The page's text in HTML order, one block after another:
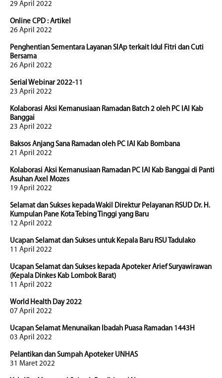
29 April 2022
Online CPD : Artikel
26 April 2022
Penghentian Sementara Layanan SIAp terkait Idul Fitri dan Cuti
Bersama
26 April 2022
Serial Webinar 2022-11
23 April 2022
Kolaborasi Aksi Kemanusiaan Ramadan Batch 2 oleh PC IAI Kab
Banggai
23 April 2022
Baksos Anjang Sana Ramadan oleh PC IAI Kab Bombana
21 April 2022
Kolaborasi Aksi Kemanusiaan Ramadan PC IAI Kab Banggai di Panti
Asuhan Axel Mozes
19 April 2022
Selamat dan Sukses kepada Wakil Direktur Pelayanan RSUD Dr. H.
Kumpulan Pane Kota Tebing Tinggi yang Baru
12 April 2022
Ucapan Selamat dan Sukses untuk Kepala Baru RSU Tadulako
11 April 2022
Ucapan Selamat dan Sukses kepada Apoteker Arief Suryawirawan
(Kepala Dinkes Kab Lombok Barat)
11 April 2022
World Health Day 2022
07 April 2022
Ucapan Selamat Menunaikan Ibadah Puasa Ramadan 1443H
03 April 2022
Pelantikan dan Sumpah Apoteker UNHAS
31 Maret 2022